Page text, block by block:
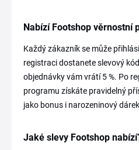
Nabízí Footshop věrnostní
Každý zákazník se může
registraci dostanete slevový
objednávky vám vrátí 5 %. Po
programu získáte pravidelný
jako bonus i narozeninový
Jaké slevy Footshop